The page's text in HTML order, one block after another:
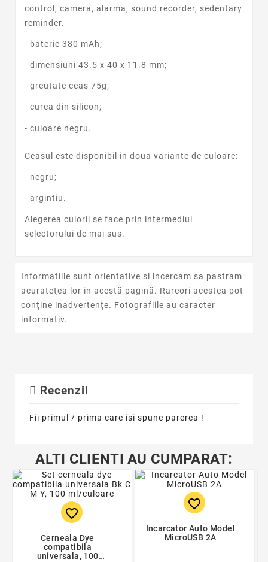
control, camera, alarma, sound recorder, sedentary
reminder.
- baterie 380 mAh;
- dimensiuni 43.5 x 40 x 11.8 mm;
- greutate ceas 75g;
- curea din silicon;
- culoare negru.
Ceasul este disponibil in doua variante de culoare:
- negru;
- argintiu.
Alegerea culorii se face prin intermediul
selectorului de mai sus.
Informatiile sunt orientative si incercam sa pastram
acurateţea lor in acestă pagină. Rareori acestea pot
conţine inadvertenţe. Fotografiile au caracter
informativ.
Recenzii
Fii primul / prima care isi spune parerea !
ALTI CLIENTI AU CUMPARAT:
favorite_border
Cerneala Dye
compatibila
universala, 100
favorite_border
Incarcator Auto Model
MicroUSB 2A